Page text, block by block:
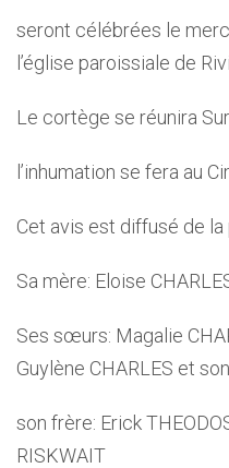
seront célébrées le
l’église paroissiale de
Le cortège se réunira
l’inhumation se fera au
Cet avis est diffusé de la
Sa mère: Eloise
Ses sœurs: Magalie
Guylène CHARLES et
son frère: Erick
RISKWAIT